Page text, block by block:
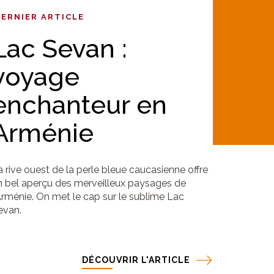
ARTICLE
Sevan :
en
rive ouest de la perle bleue caucasienne offre
bel aperçu des merveilleux paysages de
On met le cap sur le sublime Lac
DÉCOUVRIR L'ARTICLE